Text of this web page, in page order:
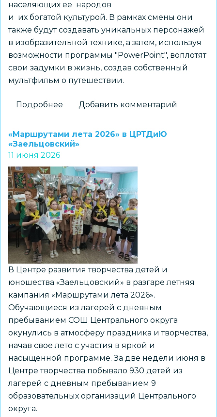
населяющих ее народов
и их богатой культурой. В рамках смены они
также будут создавать уникальных персонажей
в изобразительной технике, а затем, используя
возможности программы "PowerPoint", воплотят
свои задумки в жизнь, создав собственный
мультфильм о путешествии.
Подробнее
России.
профильной
смены
в
Центре
творчества
«Заельцовский»
Добавить комментарий
«Маршрутами лета 2026» в ЦРТДиЮ
«Заельцовский»
11 июня 2026
В Центре развития творчества детей и
юношества «Заельцовский» в разгаре летняя
кампания «Маршрутами лета 2026».
Обучающиеся из лагерей с дневным
пребыванием СОШ Центрального округа
окунулись в атмосферу праздника и творчества,
начав свое лето с участия в яркой и
насыщенной программе. За две недели июня в
Центре творчества побывало 930 детей из
лагерей с дневным пребыванием 9
образовательных организаций Центрального
округа.